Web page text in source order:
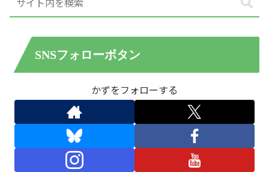
SNSフォローボタン
かずをフォローする